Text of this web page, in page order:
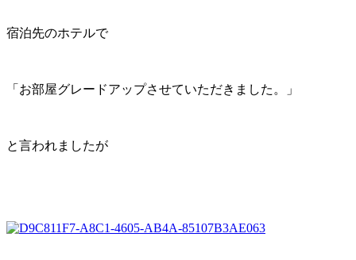
宿泊先のホテルで
「お部屋グレードアップさせていただきました。」
と言われましたが